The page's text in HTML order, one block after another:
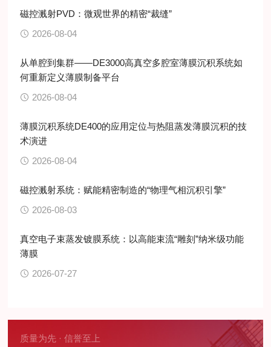
磁控溅射PVD：微观世界的精密“裁缝”
2026-08-04
从单腔到集群——DE3000高真空多腔室薄膜沉积系统如
何重新定义薄膜制备平台
2026-08-04
薄膜沉积系统DE400的应用定位与热阻蒸发薄膜沉积的技
术演进
2026-08-04
磁控溅射系统：赋能精密制造的“物理气相沉积引擎”
2026-08-03
真空电子束蒸发镀膜系统：以高能束流“雕刻”纳米级功能
薄膜
2026-07-27
质量为先 · 信誉至上